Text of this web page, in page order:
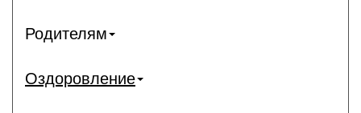
Родителям
Оздоровление